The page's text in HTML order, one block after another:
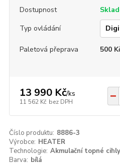
Dostupnost
Typ ovládání
Paletová přeprava 500
13 990 Kč/ks
11 562 Kč bez DPH
Číslo produktu: 8886-3
Výrobce: HEATER
Technologie: Akmulační topné cihly
Barva: bílá